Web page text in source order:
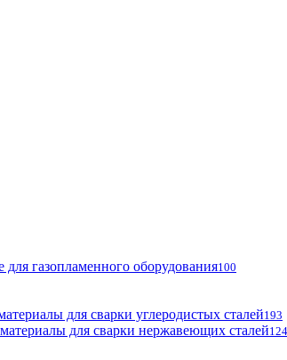
газопламенного оборудования100
для сварки углеродистых сталей193
для сварки нержавеющих сталей124